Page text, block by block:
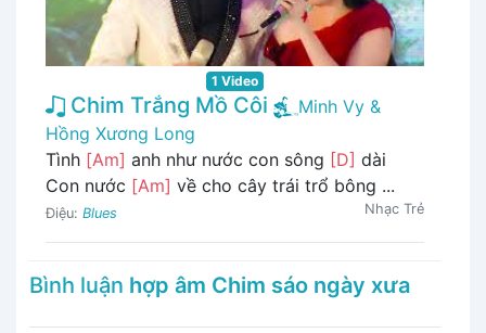
1 Video
Chim Trắng Mồ Côi
Minh Vy &
Hồng Xương Long
Tình [Am] anh như nước con sông [D] dài
Con nước [Am] về cho cây trái trổ bông ...
Điệu: Blues Nhạc Trẻ
Bình luận hợp âm Chim sáo ngày xưa